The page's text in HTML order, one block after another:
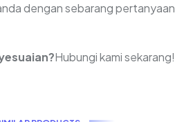
dengan sebarang pertanyaan
Hubungi kami sekarang!